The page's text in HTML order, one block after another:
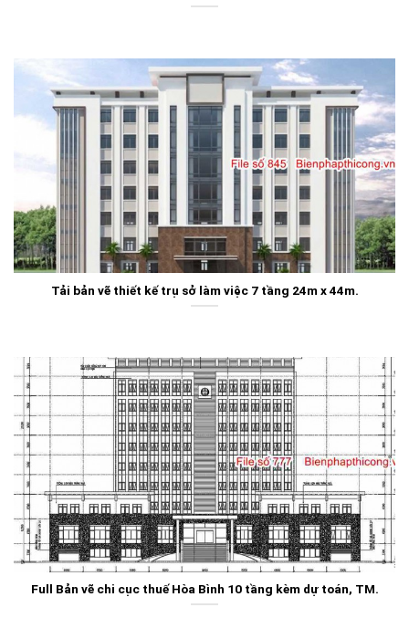
Tải bản vẽ thiết kế trụ sở làm việc 7 tầng 24m x 44m.
Full Bản vẽ chi cục thuế Hòa Bình 10 tầng kèm dự toán, TM.